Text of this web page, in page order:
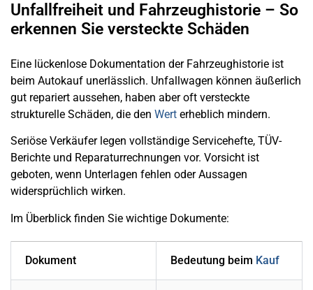
Unfallfreiheit und Fahrzeughistorie – So
erkennen Sie versteckte Schäden
Eine lückenlose Dokumentation der Fahrzeughistorie ist
beim Autokauf unerlässlich. Unfallwagen können äußerlich
gut repariert aussehen, haben aber oft versteckte
strukturelle Schäden, die den Wert erheblich mindern.
Seriöse Verkäufer legen vollständige Servicehefte, TÜV-
Berichte und Reparaturrechnungen vor. Vorsicht ist
geboten, wenn Unterlagen fehlen oder Aussagen
widersprüchlich wirken.
Im Überblick finden Sie wichtige Dokumente:
Dokument Bedeutung beim Kauf